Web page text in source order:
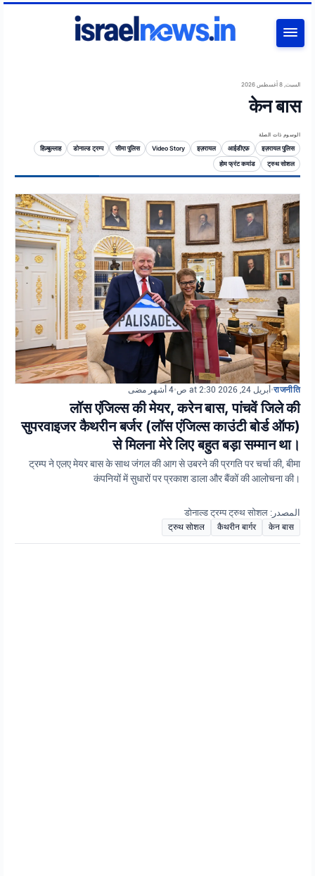
السبت, 8 أغسطس 2026
केन बास
الوسوم ذات الصلة
इज़रायल पुलिस
आईडीएफ़
इज़रायल
Video Story
सीमा पुलिस
डोनाल्ड ट्रम्प
हिज़्बुल्लाह
ट्रुथ सोशल
होम फ्रंट कमांड
राजनीति
• أبريل 24, 2026 at 2:30 ص •4 أشهر مضى
लॉस एंजिल्स की मेयर, करेन बास, पांचवें जिले की
सुपरवाइजर कैथरीन बर्जर (लॉस एंजिल्स काउंटी बोर्ड ऑफ)
से मिलना मेरे लिए बहुत बड़ा सम्मान था।
ट्रम्प ने एलए मेयर बास के साथ जंगल की आग से उबरने की प्रगति पर चर्चा की, बीमा
कंपनियों में सुधारों पर प्रकाश डाला और बैंकों की आलोचना की।
المصدر: डोनाल्ड ट्रम्प ट्रुथ सोशल
केन बास
कैथरीन बार्गर
ट्रुथ सोशल